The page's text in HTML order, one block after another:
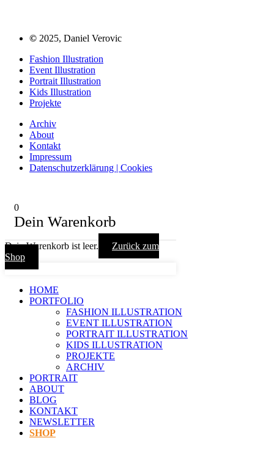
© 2025, Daniel Verovic
Fashion Illustration
Event Illustration
Portrait Illustration
Kids Illustration
Projekte
Archiv
About
Kontakt
Impressum
Datenschutzerklärung | Cookies
0
Dein Warenkorb
Dein Warenkorb ist leer.
Zurück zum
Shop
HOME
PORTFOLIO
FASHION ILLUSTRATION
EVENT ILLUSTRATION
PORTRAIT ILLUSTRATION
KIDS ILLUSTRATION
PROJEKTE
ARCHIV
PORTRAIT
ABOUT
BLOG
KONTAKT
NEWSLETTER
SHOP